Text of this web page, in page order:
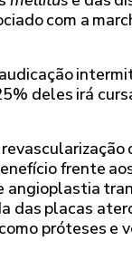
com a
deles irá
frente
angioplastia
das placas
próteses e